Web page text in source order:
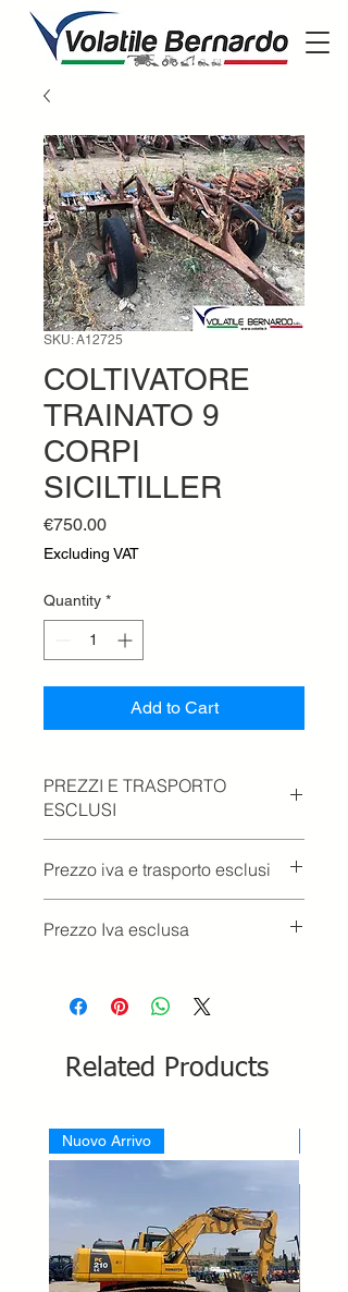
SKU: A12725
COLTIVATORE
TRAINATO 9
CORPI
SICILTILLER
€750.00Price
Excluding VAT
Quantity *
Add to Cart
PREZZI E TRASPORTO
ESCLUSI
Prezzo iva e trasporto esclusi
Prezzo Iva esclusa
Related Products
Nuovo Arrivo